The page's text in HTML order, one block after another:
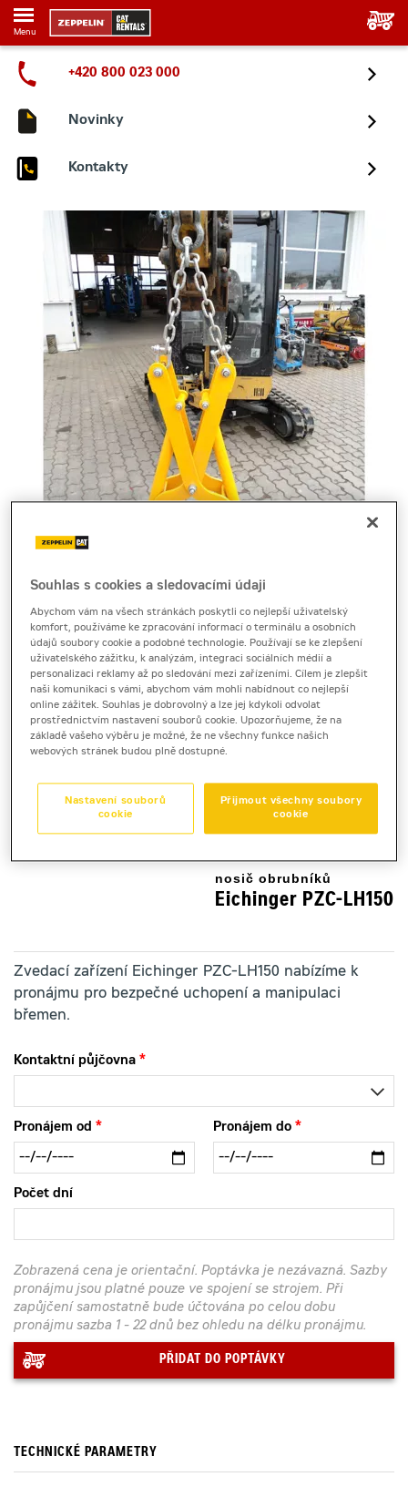
Menu
+420 800 023 000
Novinky
Kontakty
1 - 22 dnů
na dotaz bez DPH
na dotaz s DPH
23 a více dnů
na dotaz bez DPH
nosič obrubníků
Eichinger PZC-LH150
Zvedací zařízení Eichinger PZC-LH150 nabízíme k
pronájmu pro bezpečné uchopení a manipulaci
břemen.
Kontaktní půjčovna
Pronájem od Pronájem do
Počet dní
Zobrazená cena je orientační. Poptávka je nezávazná. Sazby
pronájmu jsou platné pouze ve spojení se strojem. Při
zapůjčení samostatně bude účtována po celou dobu
pronájmu sazba 1 - 22 dnů bez ohledu na délku pronájmu.
PŘIDAT DO POPTÁVKY
TECHNICKÉ PARAMETRY
Souhlas s cookies a sledovacími údaji
Abychom vám na všech stránkách poskytli co nejlepší uživatelský
komfort, používáme ke zpracování informací o terminálu a osobních
údajů soubory cookie a podobné technologie. Používají se ke zlepšení
uživatelského zážitku, k analýzám, integraci sociálních médií a
personalizaci reklamy až po sledování mezi zařízeními. Cílem je zlepšit
naši komunikaci s vámi, abychom vám mohli nabídnout co nejlepší
online zážitek. Souhlas je dobrovolný a lze jej kdykoli odvolat
prostřednictvím nastavení souborů cookie. Upozorňujeme, že na
základě vašeho výběru je možné, že ne všechny funkce našich
webových stránek budou plně dostupné.
Přijmout všechny soubory
cookie
Nastavení souborů
cookie